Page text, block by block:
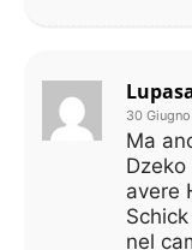
30
Ma
avere
nel